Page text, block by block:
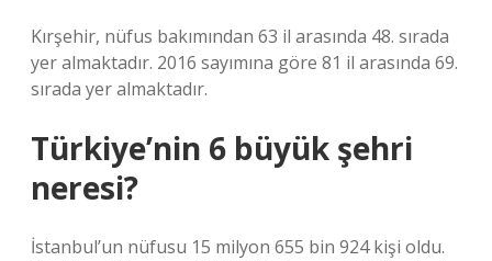
Kırşehir, nüfus bakımından 63 il arasında 48. sırada
yer almaktadır. 2016 sayımına göre 81 il arasında 69.
sırada yer almaktadır.
Türkiye’nin 6 büyük şehri
neresi?
İstanbul’un nüfusu 15 milyon 655 bin 924 kişi oldu.